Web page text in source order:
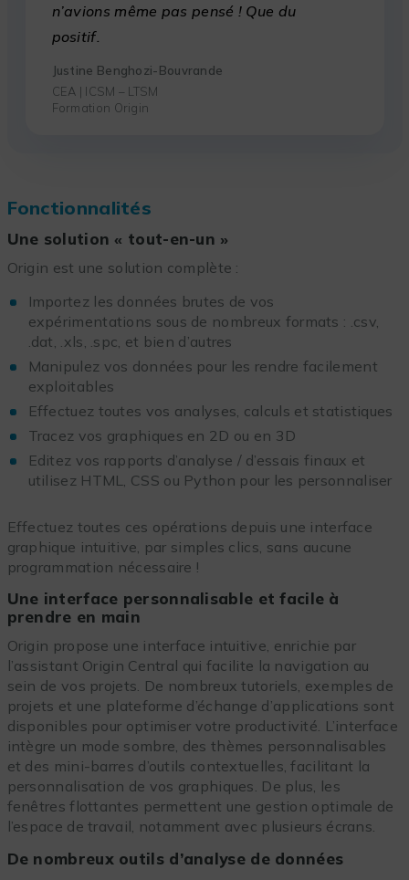
n’avions même pas pensé ! Que du
positif.
Justine Benghozi-Bouvrande
CEA | ICSM – LTSM
Formation Origin
Fonctionnalités
Une solution « tout-en-un »
Origin est une solution complète :
Importez les données brutes de vos
expérimentations sous de nombreux formats : .csv,
.dat, .xls, .spc, et bien d’autres
Manipulez vos données pour les rendre facilement
exploitables
Effectuez toutes vos analyses, calculs et statistiques
Tracez vos graphiques en 2D ou en 3D
Editez vos rapports d’analyse / d’essais finaux et
utilisez HTML, CSS ou Python pour les personnaliser
Effectuez toutes ces opérations depuis une interface
graphique intuitive, par simples clics, sans aucune
programmation nécessaire !
Une interface personnalisable et facile à
prendre en main
Origin propose une interface intuitive, enrichie par
l’assistant Origin Central qui facilite la navigation au
sein de vos projets. De nombreux tutoriels, exemples de
projets et une plateforme d’échange d’applications sont
disponibles pour optimiser votre productivité. L’interface
intègre un mode sombre, des thèmes personnalisables
et des mini-barres d’outils contextuelles, facilitant la
personnalisation de vos graphiques. De plus, les
fenêtres flottantes permettent une gestion optimale de
l’espace de travail, notamment avec plusieurs écrans.
De nombreux outils d’analyse de données